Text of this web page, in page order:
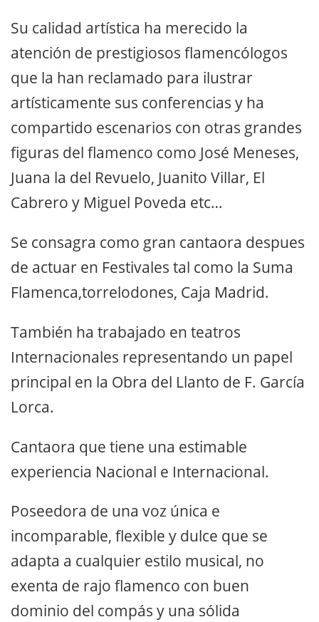
Su calidad artística ha merecido la
atención de prestigiosos flamencólogos
que la han reclamado para ilustrar
artísticamente sus conferencias y ha
compartido escenarios con otras grandes
figuras del flamenco como José Meneses,
Juana la del Revuelo, Juanito Villar, El
Cabrero y Miguel Poveda etc…
Se consagra como gran cantaora despues
de actuar en Festivales tal como la Suma
Flamenca,torrelodones, Caja Madrid.
También ha trabajado en teatros
Internacionales representando un papel
principal en la Obra del Llanto de F. García
Lorca.
Cantaora que tiene una estimable
experiencia Nacional e Internacional.
Poseedora de una voz única e
incomparable, flexible y dulce que se
adapta a cualquier estilo musical, no
exenta de rajo flamenco con buen
dominio del compás y una sólida